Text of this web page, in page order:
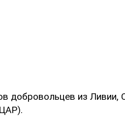
добровольцев из Ливии,